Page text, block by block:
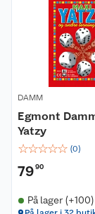
DAMM
Egmont
Yatzy
☆☆☆☆☆ (0)
7990
På lager (+100)